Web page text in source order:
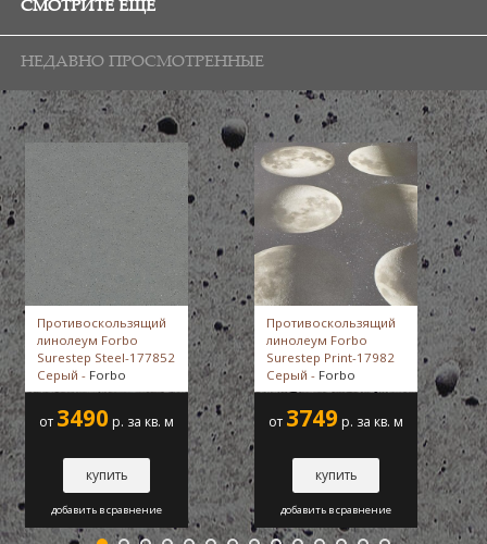
СМОТРИТЕ ЕЩЕ
НЕДАВНО ПРОСМОТРЕННЫЕ
Противоскользящий
линолеум Forbo
Surestep Steel-177852
Серый - Forbo
от 3490 р. за кв. м
купить
добавить в сравнение
Противоскользящий
линолеум Forbo
Surestep Print-17982
Серый - Forbo
от 3749 р. за кв. м
купить
добавить в сравнение